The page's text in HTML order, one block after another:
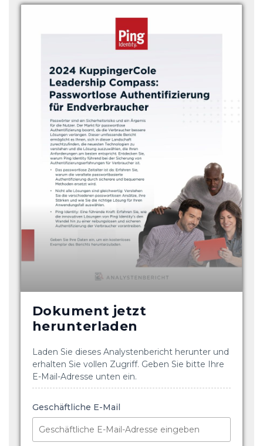
Dokument jetzt
herunterladen
Laden Sie dieses Analystenbericht herunter und
erhalten Sie vollen Zugriff. Geben Sie bitte Ihre
E-Mail-Adresse unten ein.
Geschäftliche E-Mail